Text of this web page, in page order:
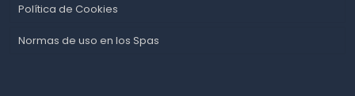
Política de Cookies
Normas de uso en los Spas